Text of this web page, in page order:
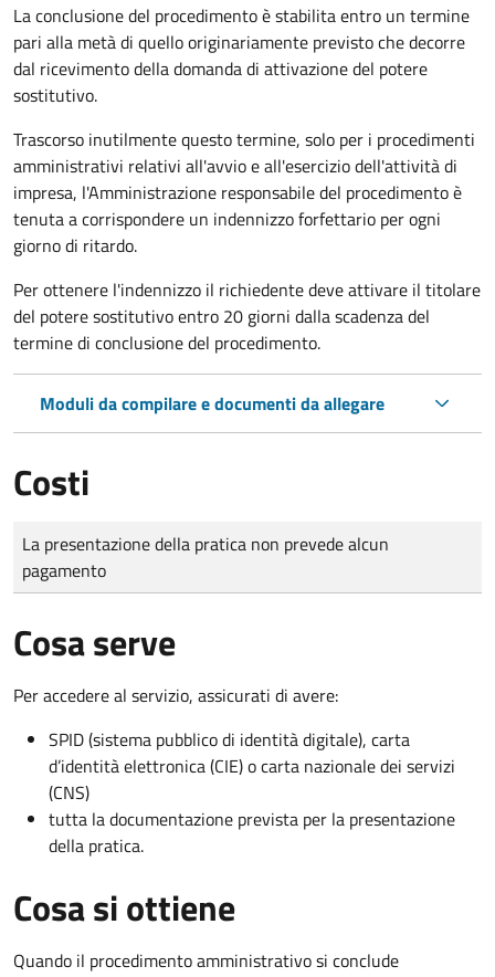
La conclusione del procedimento è stabilita entro un termine
pari alla metà di quello originariamente previsto che decorre
dal ricevimento della domanda di attivazione del potere
sostitutivo.
Trascorso inutilmente questo termine, solo per i procedimenti
amministrativi relativi all'avvio e all'esercizio dell'attività di
impresa, l'Amministrazione responsabile del procedimento è
tenuta a corrispondere un indennizzo forfettario per ogni
giorno di ritardo.
Per ottenere l'indennizzo il richiedente deve attivare il titolare
del potere sostitutivo entro 20 giorni dalla scadenza del
termine di conclusione del procedimento.
Moduli da compilare e documenti da allegare
Costi
Tipo di pagamento
Importo
La presentazione della pratica non prevede alcun
pagamento
Cosa serve
Per accedere al servizio, assicurati di avere:
SPID (sistema pubblico di identità digitale), carta
d’identità elettronica (CIE) o carta nazionale dei servizi
(CNS)
tutta la documentazione prevista per la presentazione
della pratica.
Cosa si ottiene
Quando il procedimento amministrativo si conclude